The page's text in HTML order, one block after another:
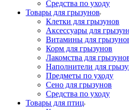
Средства по уходу
Товары для грызунов
Клетки для грызунов
Аксессуары для
Витамины для
Корм для грызунов
Лакомства для
Наполнители для
Предметы по уходу
Сено для грызунов
Средства по уходу
Товары для птиц